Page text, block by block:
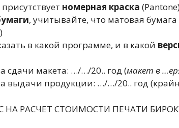
номерная краска
, учитывайте, что матовая
в какой программе, и в какой
сдачи макета: …/…/20.. год (макет в
выдачи продукции: …/…/20.. год
НА РАСЧЕТ СТОИМОСТИ ПЕЧАТИ